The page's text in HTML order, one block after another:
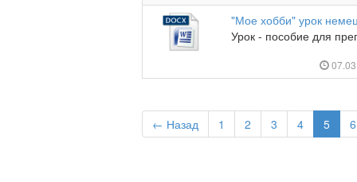
"Мое хобби" урок
Урок - пособие для
← Назад 1 2 3 4 5 6